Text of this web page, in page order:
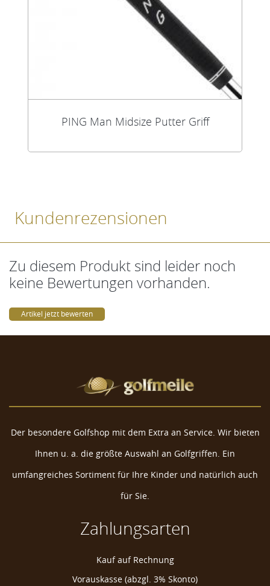
PING Man Midsize Putter Griff
Kundenrezensionen
Zu diesem Produkt sind leider noch
keine Bewertungen vorhanden.
Artikel jetzt bewerten
Der besondere Golfshop mit dem Extra an Service. Wir bieten
Ihnen u. a. die größte Auswahl an Golfgriffen. Ein
umfangreiches Sortiment für Ihre Kinder und natürlich auch
für Sie.
Zahlungsarten
Kauf auf Rechnung
Vorauskasse (abzgl. 3% Skonto)